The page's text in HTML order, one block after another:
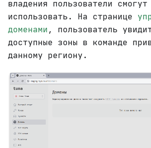
владения пользователи
использовать. На странице
доменами , пользователь
доступные зоны в команде
данному региону.